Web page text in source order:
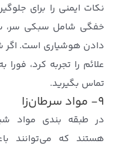
نکات ایمنی را برای
خفگی شامل سبکی سر،
دادن هوشیاری است. اگر
علائم را تجربه کرد، فورا
تماس بگیرید.
۹- مواد سرطان‌زا
در طبقه بندی مواد
هستند که می‌توانند